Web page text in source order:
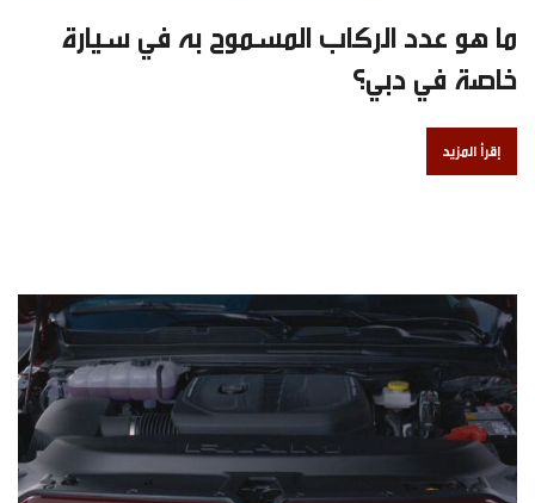
ما هو عدد الركاب المسموح به في سيارة
خاصة في دبي؟
إقرأ المزيد